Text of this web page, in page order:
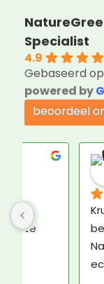
Specialist
4.9
Gebaseerd
powered byG
beoordeel
R P
2
Een
vriendelijk